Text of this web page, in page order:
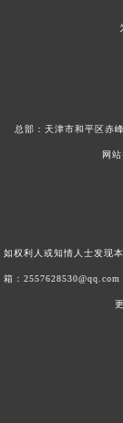
总部：天津市和平区赤
网
如权利人或知情人士发现
箱：